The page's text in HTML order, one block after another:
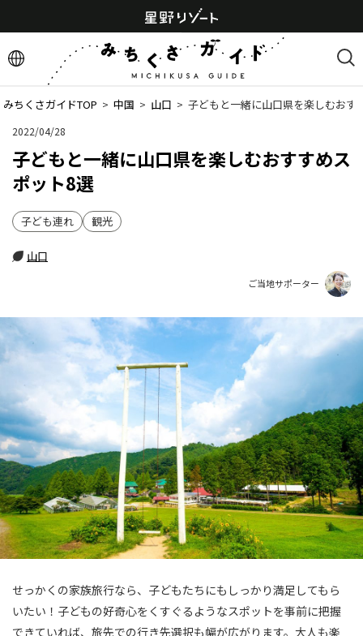
みちくさガイドTOP > 中国 > 山口 > 子どもと一緒に山口県を楽しむおす
2022/04/28
子どもと一緒に山口県を楽しむおすすめス
ポット8選
子ども連れ 観光
山口
ご当地サポーター
せっかくの家族旅行なら、子どもたちにもしっかり満足してもら
いたい！子どもの好奇心をくすぐるようなスポットを事前に把握
できていれば、旅先での行き先選択も幅が広がります。大人も楽